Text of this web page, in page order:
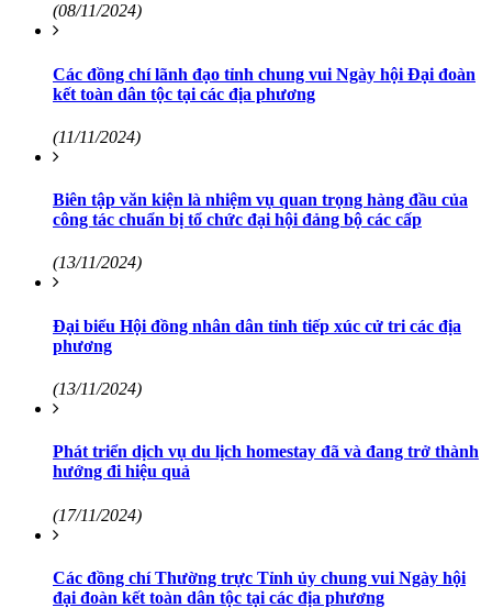
(08/11/2024)
Các đồng chí lãnh đạo tỉnh chung vui Ngày hội Đại đoàn
kết toàn dân tộc tại các địa phương
(11/11/2024)
Biên tập văn kiện là nhiệm vụ quan trọng hàng đầu của
công tác chuẩn bị tổ chức đại hội đảng bộ các cấp
(13/11/2024)
Đại biểu Hội đồng nhân dân tỉnh tiếp xúc cử tri các địa
phương
(13/11/2024)
Phát triển dịch vụ du lịch homestay đã và đang trở thành
hướng đi hiệu quả
(17/11/2024)
Các đồng chí Thường trực Tỉnh ủy chung vui Ngày hội
đại đoàn kết toàn dân tộc tại các địa phương